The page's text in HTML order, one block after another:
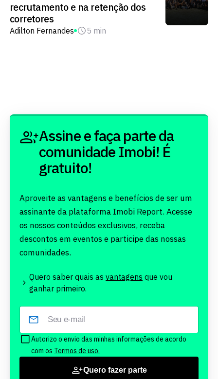
recrutamento e na retenção dos
corretores
Adilton Fernandes 5 min
Assine e faça parte da
comunidade Imobi! É
gratuito!
Aproveite as vantagens e benefícios de ser um
assinante da plataforma Imobi Report. Acesse
os nossos conteúdos exclusivos, receba
descontos em eventos e participe das nossas
comunidades.
Quero saber quais as vantagens que vou
ganhar primeiro.
Autorizo o envio das minhas informações de acordo
com os Termos de uso.
Quero fazer parte